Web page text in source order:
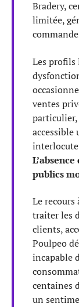
Bradery,
limitée,
Les profils
ventes
particulier,
accessible
publics
Le
traiter les
clients,
Poulpeo
incapable
centaines
un